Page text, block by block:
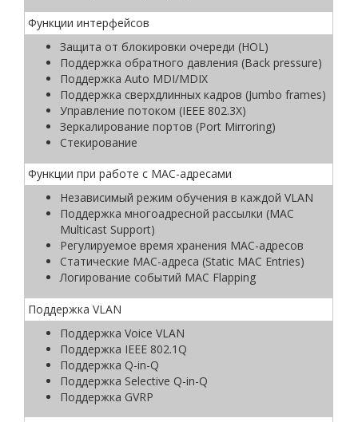
Функции интерфейсов
Защита от блокировки очереди (HOL)
Поддержка обратного давления (Back pressure)
Поддержка Auto MDI/MDIX
Поддержка сверхдлинных кадров (Jumbo frames)
Управление потоком (IEEE 802.3X)
Зеркалирование портов (Port Mirroring)
Стекирование
Функции при работе с МAC-адресами
Независимый режим обучения в каждой VLAN
Поддержка многоадресной рассылки (MAC
Multicast Support)
Регулируемое время хранения MAC-адресов
Статические MAC-адреса (Static MAC Entries)
Логирование событий MAC Flapping
Поддержка VLAN
Поддержка Voice VLAN
Поддержка IEEE 802.1Q
Поддержка Q-in-Q
Поддержка Selective Q-in-Q
Поддержка GVRP